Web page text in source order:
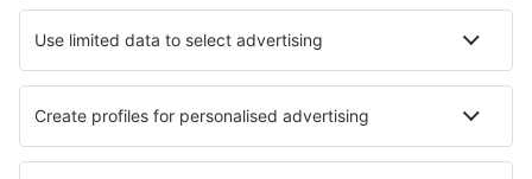
Hotels in Chania Hotels in Thessaloniki
Hotels in Palaia Fokaia Hotels in Nydri Hotels in Andros